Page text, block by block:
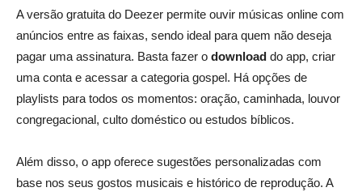
A versão gratuita do Deezer permite ouvir músicas online com
anúncios entre as faixas, sendo ideal para quem não deseja
pagar uma assinatura. Basta fazer o download do app, criar
uma conta e acessar a categoria gospel. Há opções de
playlists para todos os momentos: oração, caminhada, louvor
congregacional, culto doméstico ou estudos bíblicos.
Além disso, o app oferece sugestões personalizadas com
base nos seus gostos musicais e histórico de reprodução. A